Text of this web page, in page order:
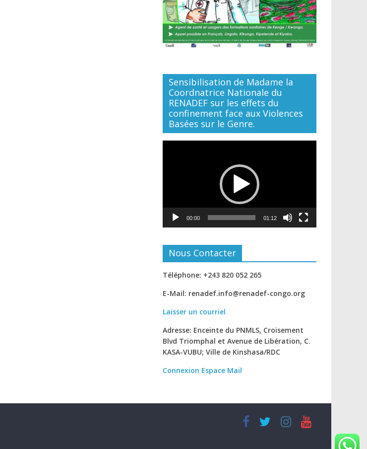
Sensibilisation de Madame la
Coordnatrice Nationale du
RENADEF sur les effets du
confinement face aux Violences
Basées sur le Genre.
00:00 01:12
Nous Contacter
Téléphone: +243 820 052 265
E-Mail: renadef.info@renadef-congo.org
Laisser un courriel
Adresse: Enceinte du PNMLS, Croisement
Blvd Triomphal et Avenue de Libération, C.
KASA-VUBU; Ville de Kinshasa/RDC
Connexion Espace Mail